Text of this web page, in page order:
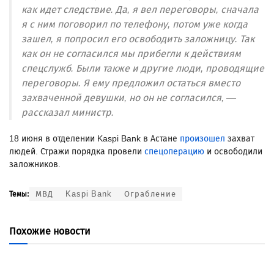
как идет следствие. Да, я вел переговоры, сначала
я с ним поговорил по телефону, потом уже когда
зашел, я попросил его освободить заложницу. Так
как он не согласился мы прибегли к действиям
спецслужб. Были также и другие люди, проводящие
переговоры. Я ему предложил остаться вместо
захваченной девушки, но он не согласился, —
рассказал министр.
18 июня в отделении Kaspi Bank в Астане произошел захват
людей. Стражи порядка провели спецоперацию и освободили
заложников.
Темы: МВД Kaspi Bank Ограбление
Похожие новости